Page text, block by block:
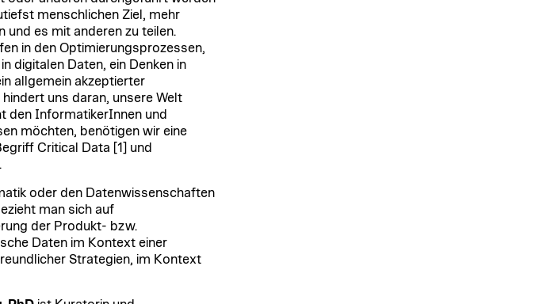
menschlichen Ziel, mehr
und es mit anderen zu teilen.
in den Optimierungsprozessen,
digitalen Daten, ein Denken in
allgemein akzeptierter
uns daran, unsere Welt
den InformatikerInnen und
möchten, benötigen wir eine
Critical Data [1] und
oder den Datenwissenschaften
man sich auf
der Produkt- bzw.
Daten im Kontext einer
Strategien, im Kontext